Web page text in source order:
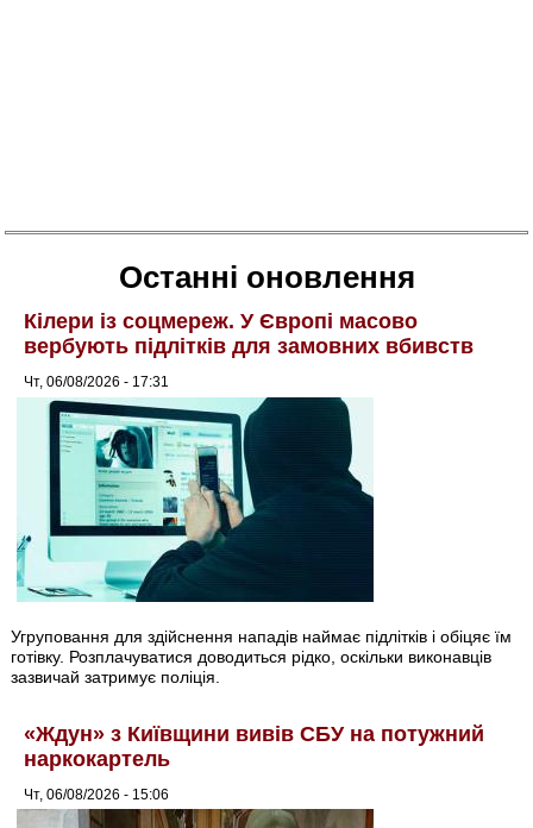
Останні оновлення
Кілери із соцмереж. У Європі масово
вербують підлітків для замовних вбивств
Чт, 06/08/2026 - 17:31
Угруповання для здійснення нападів наймає підлітків і обіцяє їм
готівку. Розплачуватися доводиться рідко, оскільки виконавців
зазвичай затримує поліція.
«Ждун» з Київщини вивів СБУ на потужний
наркокартель
Чт, 06/08/2026 - 15:06